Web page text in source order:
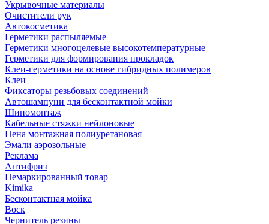
Укрывочные материалы
Очистители рук
Автокосметика
Герметики распыляемые
Герметики многоцелевые высокотемпературные
Герметики для формирования прокладок
Клеи-герметики на основе гибридных полимеров
Клеи
Фиксаторы резьбовых соединений
Автошампуни для бесконтактной мойки
Шиномонтаж
Кабельные стяжки нейлоновые
Пена монтажная полиуретановая
Эмали аэрозольные
Реклама
Антифриз
Немаркированный товар
Kimika
Бесконтактная мойка
Воск
Чернитель резины